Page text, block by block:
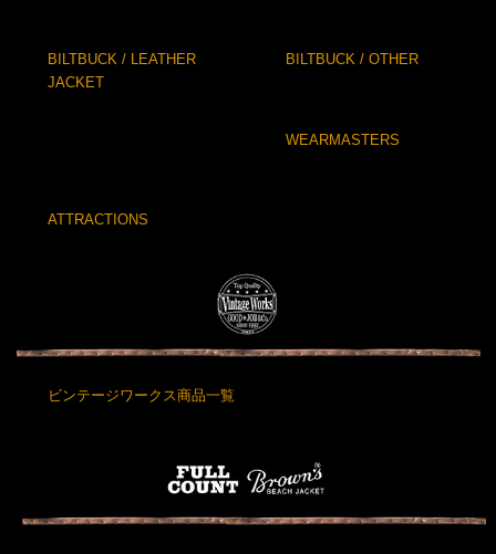
BILTBUCK / LEATHER
JACKET
BILTBUCK / OTHER
WEARMASTERS
ATTRACTIONS
ビンテージワークス商品一覧